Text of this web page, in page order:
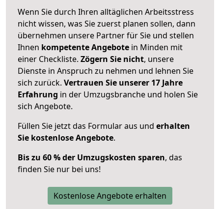
Wenn Sie durch Ihren alltäglichen Arbeitsstress
nicht wissen, was Sie zuerst planen sollen, dann
übernehmen unsere Partner für Sie und stellen
Ihnen kompetente Angebote in Minden mit
einer Checkliste. Zögern Sie nicht, unsere
Dienste in Anspruch zu nehmen und lehnen Sie
sich zurück. Vertrauen Sie unserer 17 Jahre
Erfahrung in der Umzugsbranche und holen Sie
sich Angebote.
Füllen Sie jetzt das Formular aus und erhalten
Sie kostenlose Angebote.
Bis zu 60 % der Umzugskosten sparen, das
finden Sie nur bei uns!
Kostenlose Angebote erhalten